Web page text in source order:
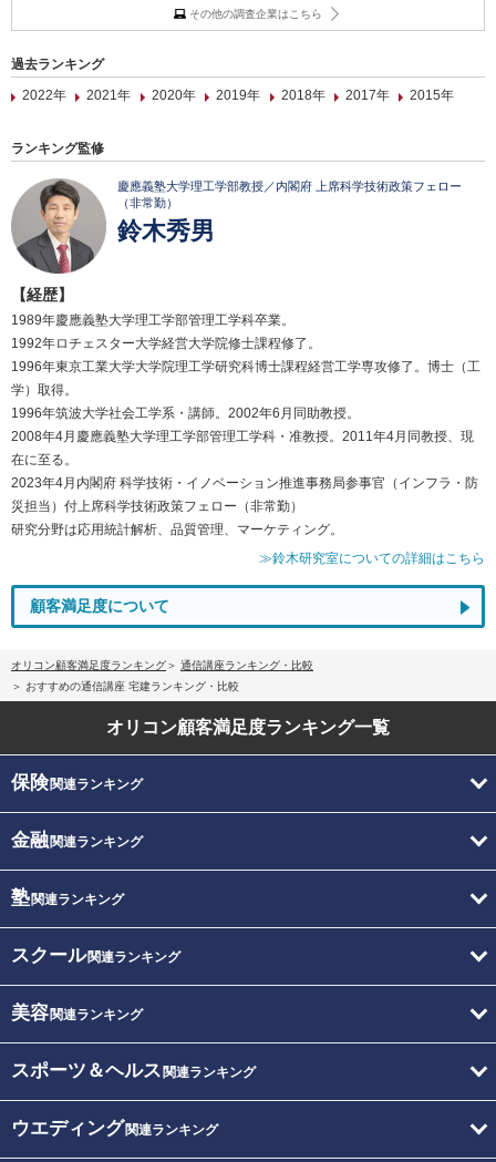
その他の調査企業はこちら
過去ランキング
2022年
2021年 2020年 2019年 2018年 2017年 2015年
ランキング監修
慶應義塾大学理工学部教授／内閣府 上席科学技術政策フェロー
（非常勤）
鈴木秀男
【経歴】
1989年慶應義塾大学理工学部管理工学科卒業。
1992年ロチェスター大学経営大学院修士課程修了。
1996年東京工業大学大学院理工学研究科博士課程経営工学専攻修了。博士（工
学）取得。
1996年筑波大学社会工学系・講師。2002年6月同助教授。
2008年4月慶應義塾大学理工学部管理工学科・准教授。2011年4月同教授、現
在に至る。
2023年4月内閣府 科学技術・イノベーション推進事務局参事官（インフラ・防
災担当）付上席科学技術政策フェロー（非常勤）
研究分野は応用統計解析、品質管理、マーケティング。
≫鈴木研究室についての詳細はこちら
顧客満足度について
オリコン顧客満足度ランキング
通信講座ランキング・比較
おすすめの通信講座 宅建ランキング・比較
オリコン顧客満足度ランキング一覧
保険関連ランキング
金融関連ランキング
塾関連ランキング
スクール関連ランキング
美容関連ランキング
スポーツ＆ヘルス 関連ランキング
ウエディング関連ランキング